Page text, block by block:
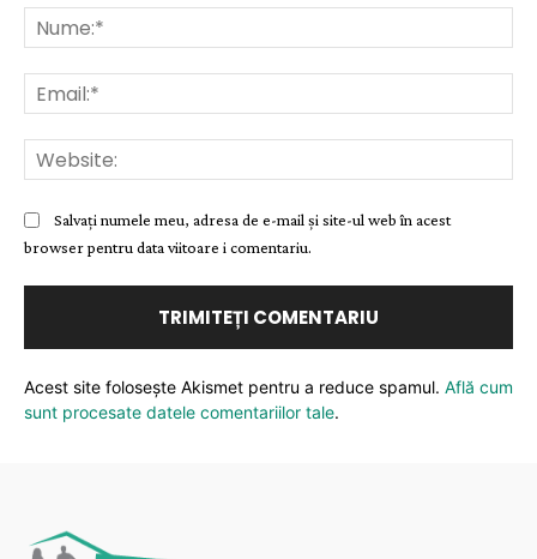
Salvați numele meu, adresa de e-mail și site-ul web în acest
browser pentru data viitoare i comentariu.
Acest site folosește Akismet pentru a reduce spamul. Află cum
sunt procesate datele comentariilor tale.